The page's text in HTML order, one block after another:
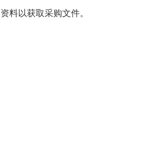
以获取采购文件。